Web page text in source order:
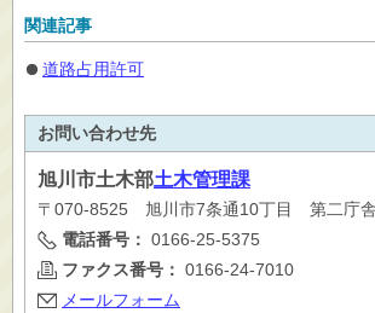
関連記事
道路占用許可
お問い合わせ先
旭川市土木部土木管理課
〒070-8525 旭川市7条通10丁目 第二庁
電話番号： 0166-25-5375
ファクス番号： 0166-24-7010
メールフォーム